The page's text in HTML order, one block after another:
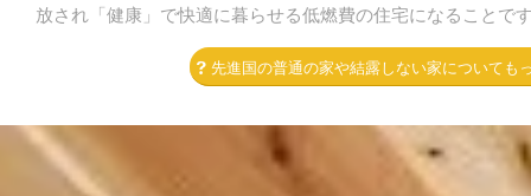
放され「健康」で快適に暮らせる低燃費の住宅になることで
先進国の普通の家や結露しない家についても